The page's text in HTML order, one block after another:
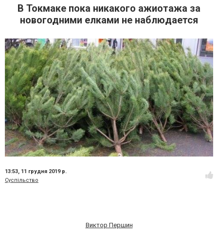
В Токмаке пока никакого ажиотажа за
новогодними елками не наблюдается
13:53, 11 грудня 2019 р.
Суспільство
Виктор Першин